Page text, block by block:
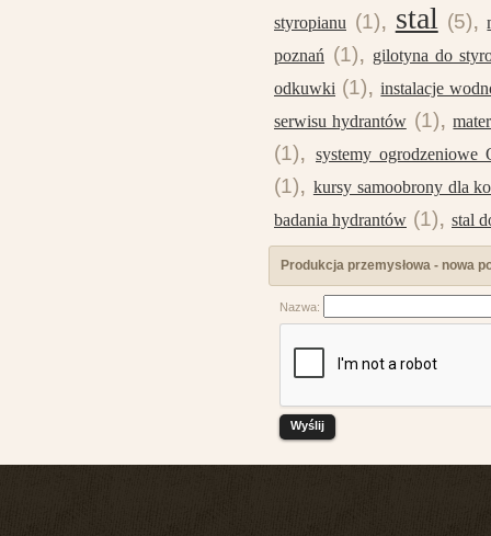
styropianu (1), stal (5),
poznań (1), gilotyna do
odkuwki (1),instalacje
serwisu hydrantów (1),
(1), systemy ogrodzeniowe
(1), kursy samoobrony dla
badania hydrantów (1), stal
Produkcja przemysłowa - nowa
Nazwa: